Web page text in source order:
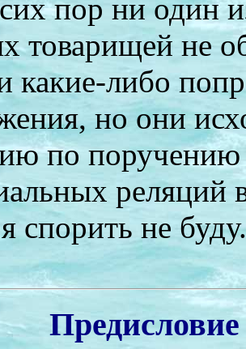
пор ни один
товарищей не
какие-либо
но они
по поручению
реляций
спорить не буду.